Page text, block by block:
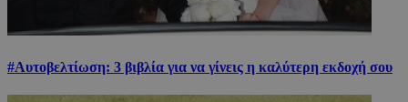
#Αυτοβελτίωση: 3 βιβλία για να γίνεις η καλύτερη εκδοχή σου